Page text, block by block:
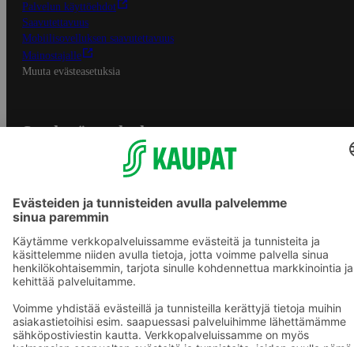
Palvelun käyttöehdot
Saavutettavuus
Mobiilisovelluksen saavutettavuus
Mainostajalle
Muuta evästeasetuksia
S-ryhmän palvelut
Yhteishyvä Ruoka -sovellus
Prisma.fi
Sokos.fi
S-Pankki
Sokos Hotels
Raflaamo